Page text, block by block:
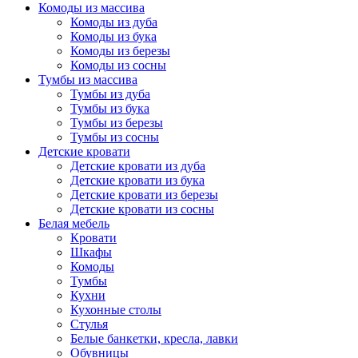
Комоды из массива
Комоды из дуба
Комоды из бука
Комоды из березы
Комоды из сосны
Тумбы из массива
Тумбы из дуба
Тумбы из бука
Тумбы из березы
Тумбы из сосны
Детские кровати
Детские кровати из дуба
Детские кровати из бука
Детские кровати из березы
Детские кровати из сосны
Белая мебель
Кровати
Шкафы
Комоды
Тумбы
Кухни
Кухонные столы
Стулья
Белые банкетки, кресла, лавки
Обувницы